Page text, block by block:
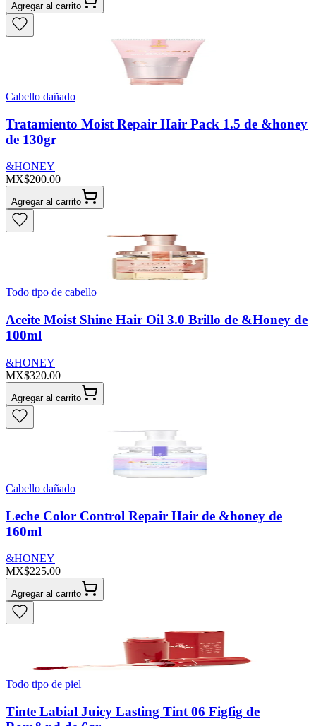
Agregar al carrito
Cabello dañado
Tratamiento Moist Repair Hair Pack 1.5 de &honey
de 130gr
&HONEY
MX$200.00
Agregar al carrito
Todo tipo de cabello
Aceite Moist Shine Hair Oil 3.0 Brillo de &Honey de
100ml
&HONEY
MX$320.00
Agregar al carrito
Cabello dañado
Leche Color Control Repair Hair de &honey de
160ml
&HONEY
MX$225.00
Agregar al carrito
Todo tipo de piel
Tinte Labial Juicy Lasting Tint 06 Figfig de